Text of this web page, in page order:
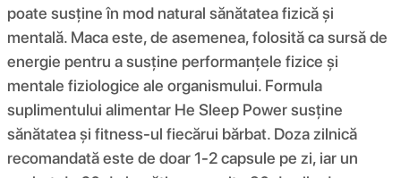
poate susține în mod natural sănătatea fizică și
mentală. Maca este, de asemenea, folosită ca sursă de
energie pentru a susține performanțele fizice și
mentale fiziologice ale organismului. Formula
suplimentului alimentar He Sleep Power susține
sănătatea și fitness-ul fiecărui bărbat. Doza zilnică
recomandată este de doar 1-2 capsule pe zi, iar un